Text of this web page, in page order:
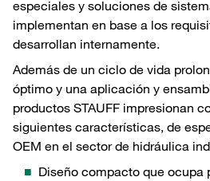
especiales y soluciones de
implementan en base a los
desarrollan internamente.
Además de un ciclo de vida
óptimo y una aplicación y
productos STAUFF impresionan
siguientes características, de
OEM en el sector de hidráulica
Diseño compacto que ocupa